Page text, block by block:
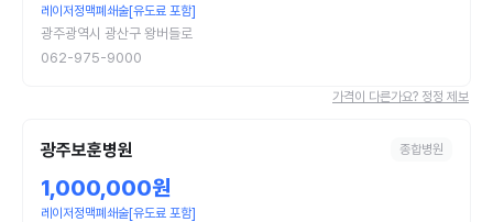
레이저정맥폐쇄술[유도료 포함]
광주광역시 광산구 왕버들로
062-975-9000
가격이 다른가요? 정정 제보
광주보훈병원 종합병원
1,000,000원
레이저정맥폐쇄술[유도료 포함]